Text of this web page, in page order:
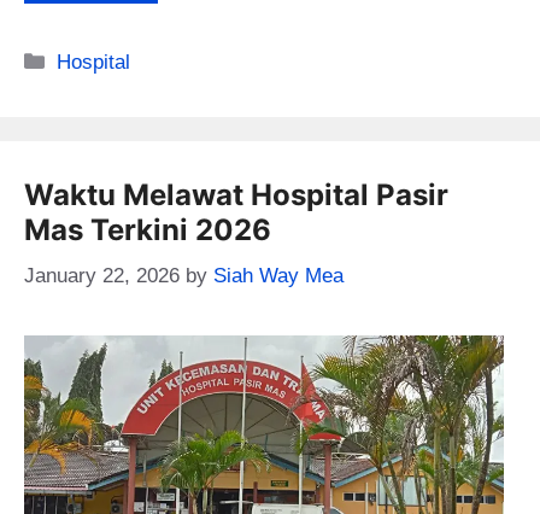
Categories
Hospital
Waktu Melawat Hospital Pasir
Mas Terkini 2026
January 22, 2026 by Siah Way Mea